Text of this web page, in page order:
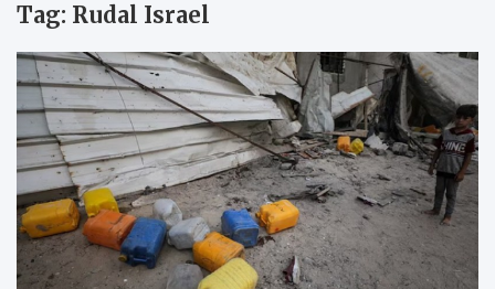
Tag: Rudal Israel